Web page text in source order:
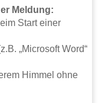
Meldung:
Start einer
„Microsoft Word“
Himmel ohne